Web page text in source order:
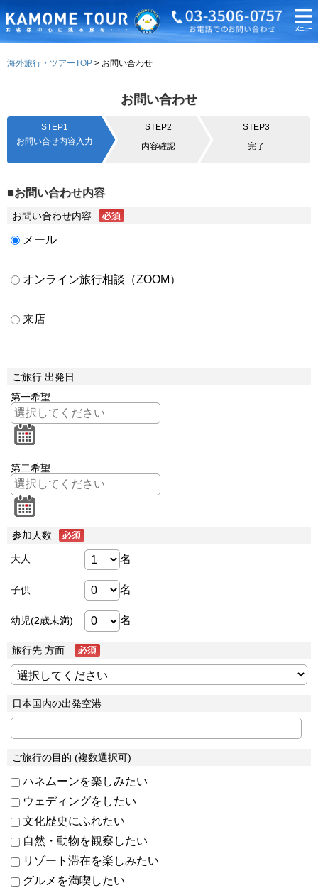
海外旅行・ツアーTOP お問い合わせ
お問い合わせ
STEP1
お問い合せ内容入力
STEP2
内容確認
STEP3
完了
■お問い合わせ内容
お問い合わせ内容
メール
オンライン旅行相談（ZOOM）
来店
ご旅行 出発日
第一希望
第二希望
参加人数
大人 名
子供 名
幼児(2歳未満) 名
旅行先 方面
日本国内の出発空港
ご旅行の目的 (複数選択可)
ハネムーンを楽しみたい
ウェディングをしたい
文化歴史にふれたい
自然・動物を観察したい
リゾート滞在を楽しみたい
グルメを満喫したい